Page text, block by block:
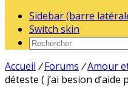
Sidebar (barre
Switch skin
Accueil / Forums /Amour
déteste ( j’ai besion d’aide